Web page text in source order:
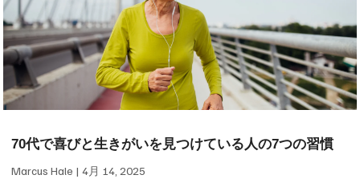
70代で喜びと生きがいを見つけている人の7つの習慣
Marcus Hale 4月 14, 2025